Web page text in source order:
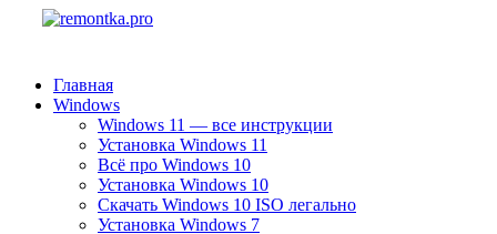
Главная
Windows
Windows 11 — все инструкции
Установка Windows 11
Всё про Windows 10
Установка Windows 10
Скачать Windows 10 ISO легально
Установка Windows 7